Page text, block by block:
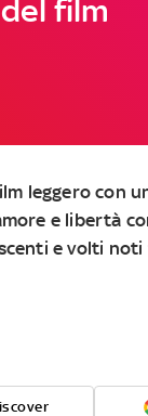
film
leggero con
e libertà
e volti noti